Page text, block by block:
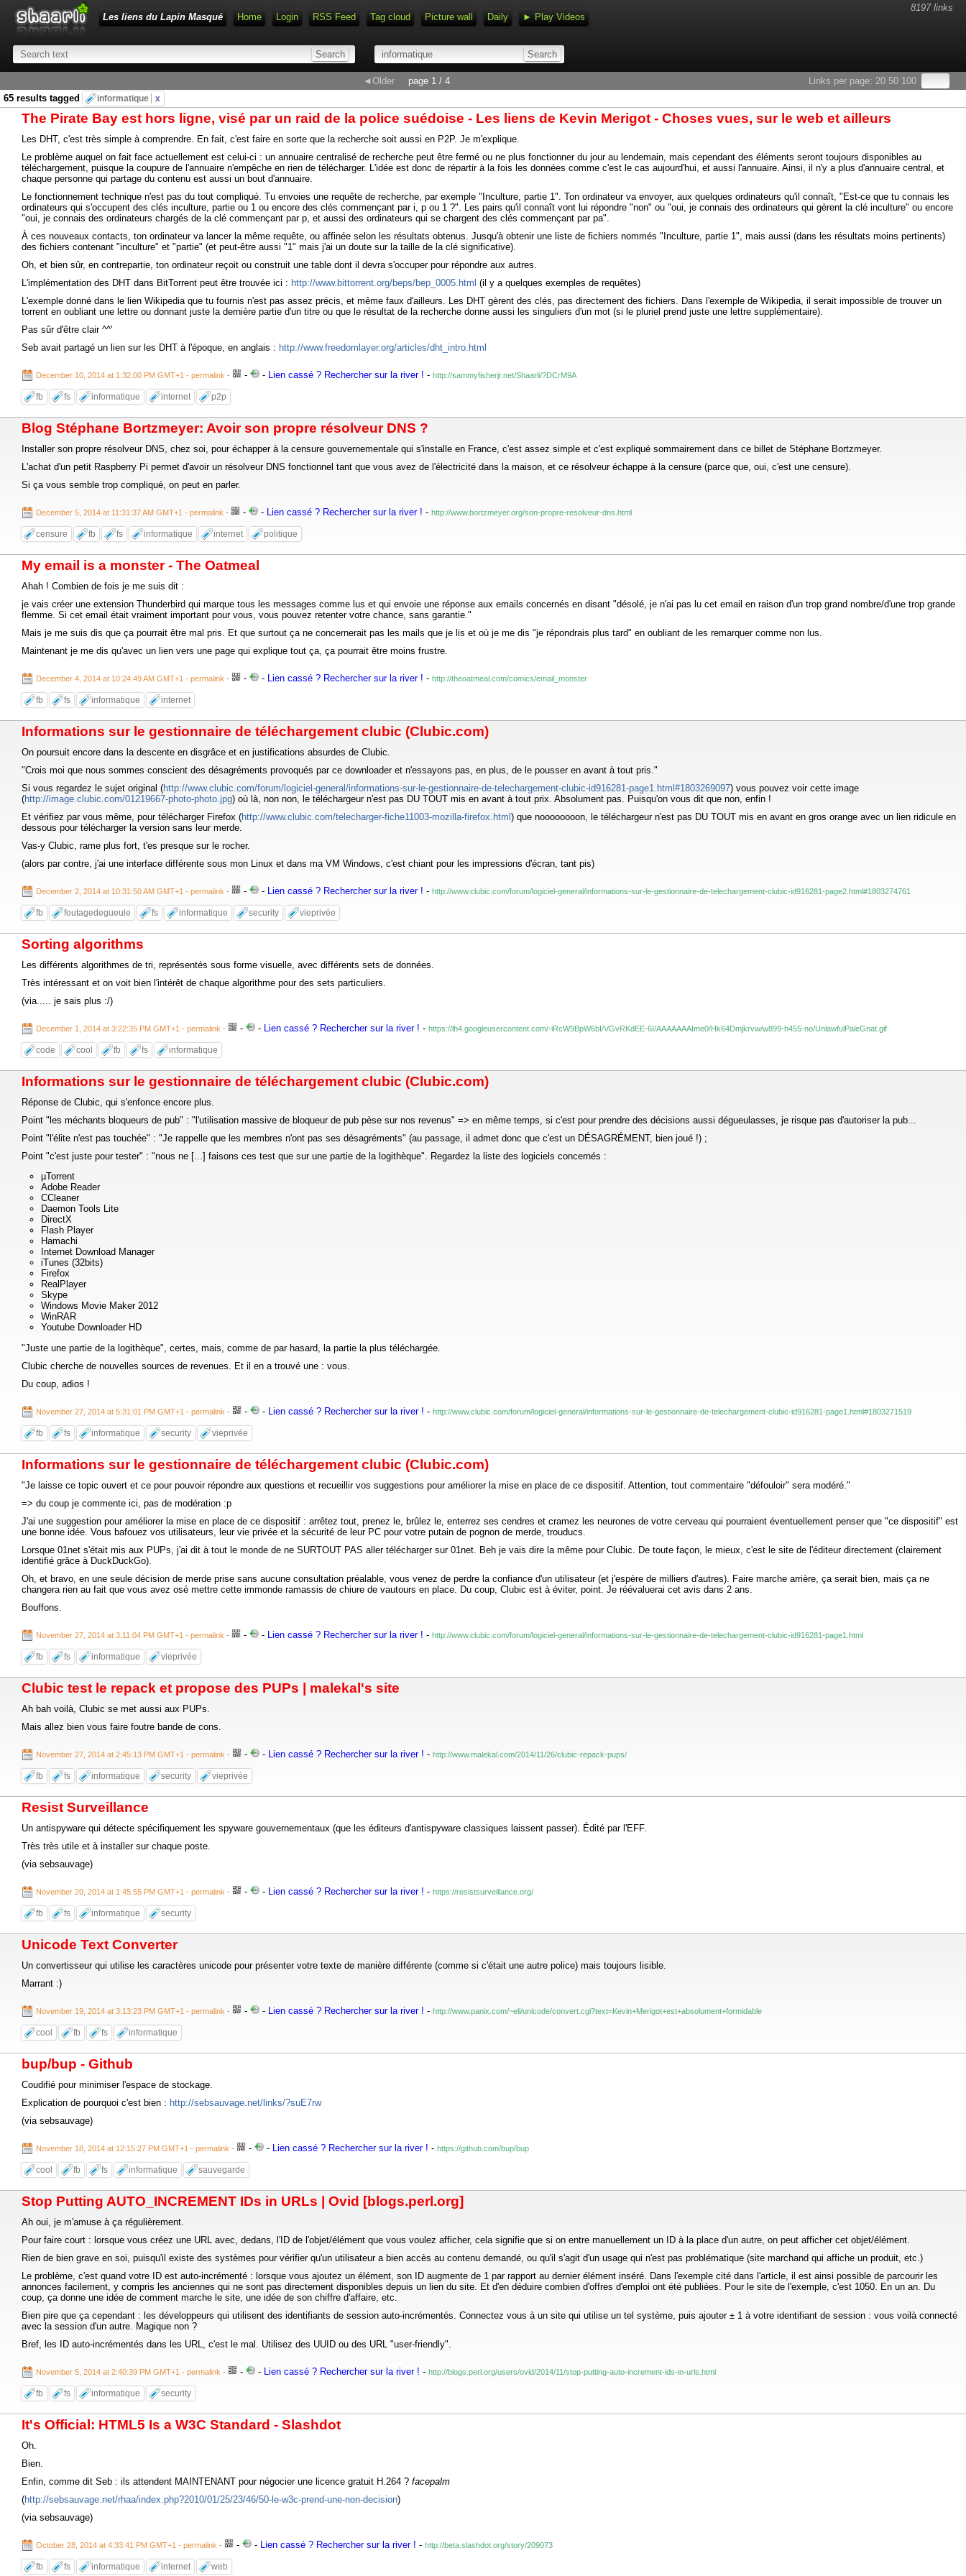
8197 links
Les liens du Lapin Masqué
Home Login RSS Feed Tag cloud Picture wall Daily ► Play Videos
Links per page: 20 50 100
◄Older
page 1 / 4
65 results tagged
informatique x
The Pirate Bay est hors ligne, visé par un raid de la police suédoise - Les liens de Kevin Merigot - Choses vues, sur le web et ailleurs
Les DHT, c'est très simple à comprendre. En fait, c'est faire en sorte que la recherche soit aussi en P2P. Je m'explique.
Le problème auquel on fait face actuellement est celui-ci : un annuaire centralisé de recherche peut être fermé ou ne plus fonctionner du jour au lendemain, mais cependant des éléments seront toujours disponibles au
téléchargement, puisque la coupure de l'annuaire n'empêche en rien de télécharger. L'idée est donc de répartir à la fois les données comme c'est le cas aujourd'hui, et aussi l'annuaire. Ainsi, il n'y a plus d'annuaire central, et
chaque personne qui partage du contenu est aussi un bout d'annuaire.
Le fonctionnement technique n'est pas du tout compliqué. Tu envoies une requête de recherche, par exemple "Inculture, partie 1". Ton ordinateur va envoyer, aux quelques ordinateurs qu'il connaît, "Est-ce que tu connais les
ordinateurs qui s'occupent des clés inculture, partie ou 1 ou encore des clés commençant par i, p ou 1 ?". Les pairs qu'il connaît vont lui répondre "non" ou "oui, je connais des ordinateurs qui gèrent la clé inculture" ou encore
"oui, je connais des ordinateurs chargés de la clé commençant par p, et aussi des ordinateurs qui se chargent des clés commençant par pa".
À ces nouveaux contacts, ton ordinateur va lancer la même requête, ou affinée selon les résultats obtenus. Jusqu'à obtenir une liste de fichiers nommés "Inculture, partie 1", mais aussi (dans les résultats moins pertinents)
des fichiers contenant "inculture" et "partie" (et peut-être aussi "1" mais j'ai un doute sur la taille de la clé significative).
Oh, et bien sûr, en contrepartie, ton ordinateur reçoit ou construit une table dont il devra s'occuper pour répondre aux autres.
L'implémentation des DHT dans BitTorrent peut être trouvée ici : http://www.bittorrent.org/beps/bep_0005.html (il y a quelques exemples de requêtes)
L'exemple donné dans le lien Wikipedia que tu fournis n'est pas assez précis, et même faux d'ailleurs. Les DHT gèrent des clés, pas directement des fichiers. Dans l'exemple de Wikipedia, il serait impossible de trouver un
torrent en oubliant une lettre ou donnant juste la dernière partie d'un titre ou que le résultat de la recherche donne aussi les singuliers d'un mot (si le pluriel prend juste une lettre supplémentaire).
Pas sûr d'être clair ^^'
Seb avait partagé un lien sur les DHT à l'époque, en anglais : http://www.freedomlayer.org/articles/dht_intro.html
December 10, 2014 at 1:32:00 PM GMT+1 - permalink - - - Lien cassé ? Rechercher sur la river ! - http://sammyfisherjr.net/Shaarli/?DCrM9A
fb fs informatique internet p2p
Blog Stéphane Bortzmeyer: Avoir son propre résolveur DNS ?
Installer son propre résolveur DNS, chez soi, pour échapper à la censure gouvernementale qui s'installe en France, c'est assez simple et c'est expliqué sommairement dans ce billet de Stéphane Bortzmeyer.
L'achat d'un petit Raspberry Pi permet d'avoir un résolveur DNS fonctionnel tant que vous avez de l'électricité dans la maison, et ce résolveur échappe à la censure (parce que, oui, c'est une censure).
Si ça vous semble trop compliqué, on peut en parler.
December 5, 2014 at 11:31:37 AM GMT+1 - permalink - - - Lien cassé ? Rechercher sur la river ! - http://www.bortzmeyer.org/son-propre-resolveur-dns.html
censure fb fs informatique internet politique
My email is a monster - The Oatmeal
Ahah ! Combien de fois je me suis dit :
je vais créer une extension Thunderbird qui marque tous les messages comme lus et qui envoie une réponse aux emails concernés en disant "désolé, je n'ai pas lu cet email en raison d'un trop grand nombre/d'une trop grande
flemme. Si cet email était vraiment important pour vous, vous pouvez retenter votre chance, sans garantie."
Mais je me suis dis que ça pourrait être mal pris. Et que surtout ça ne concernerait pas les mails que je lis et où je me dis "je répondrais plus tard" en oubliant de les remarquer comme non lus.
Maintenant je me dis qu'avec un lien vers une page qui explique tout ça, ça pourrait être moins frustre.
December 4, 2014 at 10:24:49 AM GMT+1 - permalink - - - Lien cassé ? Rechercher sur la river ! - http://theoatmeal.com/comics/email_monster
fb fs informatique internet
Informations sur le gestionnaire de téléchargement clubic (Clubic.com)
On poursuit encore dans la descente en disgrâce et en justifications absurdes de Clubic.
"Crois moi que nous sommes conscient des désagréments provoqués par ce downloader et n'essayons pas, en plus, de le pousser en avant à tout pris."
Si vous regardez le sujet original (http://www.clubic.com/forum/logiciel-general/informations-sur-le-gestionnaire-de-telechargement-clubic-id916281-page1.html#1803269097) vous pouvez voir cette image
(http://image.clubic.com/01219667-photo-photo.jpg) où là, non non, le téléchargeur n'est pas DU TOUT mis en avant à tout prix. Absolument pas. Puisqu'on vous dit que non, enfin !
Et vérifiez par vous même, pour télécharger Firefox (http://www.clubic.com/telecharger-fiche11003-mozilla-firefox.html ) que noooooooon, le téléchargeur n'est pas DU TOUT mis en avant en gros orange avec un lien ridicule en
dessous pour télécharger la version sans leur merde.
Vas-y Clubic, rame plus fort, t'es presque sur le rocher.
(alors par contre, j'ai une interface différente sous mon Linux et dans ma VM Windows, c'est chiant pour les impressions d'écran, tant pis)
December 2, 2014 at 10:31:50 AM GMT+1 - permalink - - - Lien cassé ? Rechercher sur la river ! - http://www.clubic.com/forum/logiciel-general/informations-sur-le-gestionnaire-de-telechargement-clubic-id916281-page2.html#1803274761
fb foutagedegueule fs informatique security vieprivée
Sorting algorithms
Les différents algorithmes de tri, représentés sous forme visuelle, avec différents sets de données.
Très intéressant et on voit bien l'intérêt de chaque algorithme pour des sets particuliers.
(via..... je sais plus :/)
December 1, 2014 at 3:22:35 PM GMT+1 - permalink - - - Lien cassé ? Rechercher sur la river ! - https://lh4.googleusercontent.com/-iRcW9BpW6bI/VGvRKdEE-6I/AAAAAAAIme0/Hk64Dmjkrvw/w899-h455-no/UnlawfulPaleGnat.gif
code cool fb fs informatique
Informations sur le gestionnaire de téléchargement clubic (Clubic.com)
Réponse de Clubic, qui s'enfonce encore plus.
Point "les méchants bloqueurs de pub" : "l'utilisation massive de bloqueur de pub pèse sur nos revenus" => en même temps, si c'est pour prendre des décisions aussi dégueulasses, je risque pas d'autoriser la pub...
Point "l'élite n'est pas touchée" : "Je rappelle que les membres n'ont pas ses désagréments" (au passage, il admet donc que c'est un DÉSAGRÉMENT, bien joué !) ;
Point "c'est juste pour tester" : "nous ne [...] faisons ces test que sur une partie de la logithèque". Regardez la liste des logiciels concernés :
µTorrent
Adobe Reader
CCleaner
Daemon Tools Lite
DirectX
Flash Player
Hamachi
Internet Download Manager
iTunes (32bits)
Firefox
RealPlayer
Skype
Windows Movie Maker 2012
WinRAR
Youtube Downloader HD
"Juste une partie de la logithèque", certes, mais, comme de par hasard, la partie la plus téléchargée.
Clubic cherche de nouvelles sources de revenues. Et il en a trouvé une : vous.
Du coup, adios !
November 27, 2014 at 5:31:01 PM GMT+1 - permalink - - - Lien cassé ? Rechercher sur la river ! - http://www.clubic.com/forum/logiciel-general/informations-sur-le-gestionnaire-de-telechargement-clubic-id916281-page1.html#1803271519
fb fs informatique security vieprivée
Informations sur le gestionnaire de téléchargement clubic (Clubic.com)
"Je laisse ce topic ouvert et ce pour pouvoir répondre aux questions et recueillir vos suggestions pour améliorer la mise en place de ce dispositif. Attention, tout commentaire "défouloir" sera modéré."
=> du coup je commente ici, pas de modération :p
J'ai une suggestion pour améliorer la mise en place de ce dispositif : arrêtez tout, prenez le, brûlez le, enterrez ses cendres et cramez les neurones de votre cerveau qui pourraient éventuellement penser que "ce dispositif" est
une bonne idée. Vous bafouez vos utilisateurs, leur vie privée et la sécurité de leur PC pour votre putain de pognon de merde, trouducs.
Lorsque 01net s'était mis aux PUPs, j'ai dit à tout le monde de ne SURTOUT PAS aller télécharger sur 01net. Beh je vais dire la même pour Clubic. De toute façon, le mieux, c'est le site de l'éditeur directement (clairement
identifié grâce à DuckDuckGo).
Oh, et bravo, en une seule décision de merde prise sans aucune consultation préalable, vous venez de perdre la confiance d'un utilisateur (et j'espère de milliers d'autres). Faire marche arrière, ça serait bien, mais ça ne
changera rien au fait que vous avez osé mettre cette immonde ramassis de chiure de vautours en place. Du coup, Clubic est à éviter, point. Je réévaluerai cet avis dans 2 ans.
Bouffons.
November 27, 2014 at 3:11:04 PM GMT+1 - permalink - - - Lien cassé ? Rechercher sur la river ! - http://www.clubic.com/forum/logiciel-general/informations-sur-le-gestionnaire-de-telechargement-clubic-id916281-page1.html
fb fs informatique vieprivée
Clubic test le repack et propose des PUPs | malekal's site
Ah bah voilà, Clubic se met aussi aux PUPs.
Mais allez bien vous faire foutre bande de cons.
November 27, 2014 at 2:45:13 PM GMT+1 - permalink - - - Lien cassé ? Rechercher sur la river ! - http://www.malekal.com/2014/11/26/clubic-repack-pups/
fb fs informatique security vieprivée
Resist Surveillance
Un antispyware qui détecte spécifiquement les spyware gouvernementaux (que les éditeurs d'antispyware classiques laissent passer). Édité par l'EFF.
Très très utile et à installer sur chaque poste.
(via sebsauvage)
November 20, 2014 at 1:45:55 PM GMT+1 - permalink - - - Lien cassé ? Rechercher sur la river ! - https://resistsurveillance.org/
fb fs informatique security
Unicode Text Converter
Un convertisseur qui utilise les caractères unicode pour présenter votre texte de manière différente (comme si c'était une autre police) mais toujours lisible.
Marrant :)
November 19, 2014 at 3:13:23 PM GMT+1 - permalink - - - Lien cassé ? Rechercher sur la river ! - http://www.panix.com/~eli/unicode/convert.cgi?text=Kevin+Merigot+est+absolument+formidable
cool fb fs informatique
bup/bup - Github
Coudifié pour minimiser l'espace de stockage.
Explication de pourquoi c'est bien : http://sebsauvage.net/links/?suE7rw
(via sebsauvage)
November 18, 2014 at 12:15:27 PM GMT+1 - permalink - - - Lien cassé ? Rechercher sur la river ! - https://github.com/bup/bup
cool fb fs informatique sauvegarde
Stop Putting AUTO_INCREMENT IDs in URLs | Ovid [blogs.perl.org]
Ah oui, je m'amuse à ça régulièrement.
Pour faire court : lorsque vous créez une URL avec, dedans, l'ID de l'objet/élément que vous voulez afficher, cela signifie que si on entre manuellement un ID à la place d'un autre, on peut afficher cet objet/élément.
Rien de bien grave en soi, puisqu'il existe des systèmes pour vérifier qu'un utilisateur a bien accès au contenu demandé, ou qu'il s'agit d'un usage qui n'est pas problématique (site marchand qui affiche un produit, etc.)
Le problème, c'est quand votre ID est auto-incrémenté : lorsque vous ajoutez un élément, son ID augmente de 1 par rapport au dernier élément inséré. Dans l'exemple cité dans l'article, il est ainsi possible de parcourir les
annonces facilement, y compris les anciennes qui ne sont pas directement disponibles depuis un lien du site. Et d'en déduire combien d'offres d'emploi ont été publiées. Pour le site de l'exemple, c'est 1050. En un an. Du
coup, ça donne une idée de comment marche le site, une idée de son chiffre d'affaire, etc.
Bien pire que ça cependant : les développeurs qui utilisent des identifiants de session auto-incrémentés. Connectez vous à un site qui utilise un tel système, puis ajouter ± 1 à votre identifiant de session : vous voilà connecté
avec la session d'un autre. Magique non ?
Bref, les ID auto-incrémentés dans les URL, c'est le mal. Utilisez des UUID ou des URL "user-friendly".
November 5, 2014 at 2:40:39 PM GMT+1 - permalink - - - Lien cassé ? Rechercher sur la river ! - http://blogs.perl.org/users/ovid/2014/11/stop-putting-auto-increment-ids-in-urls.html
fb fs informatique security
It's Official: HTML5 Is a W3C Standard - Slashdot
Oh.
Bien.
Enfin, comme dit Seb : ils attendent MAINTENANT pour négocier une licence gratuit H.264 ? facepalm
(http://sebsauvage.net/rhaa/index.php?2010/01/25/23/46/50-le-w3c-prend-une-non-decision)
(via sebsauvage)
October 28, 2014 at 4:33:41 PM GMT+1 - permalink - - - Lien cassé ? Rechercher sur la river ! - http://beta.slashdot.org/story/209073
fb fs informatique internet web